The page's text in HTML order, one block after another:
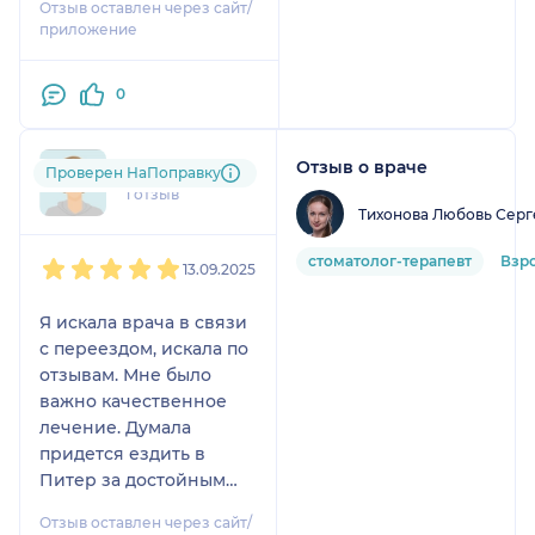
сложное. Зная по
отзывам знакомых о
Аркадьевича, решила
вдруг возьмётся он за
мои зубы. :) На
консультации показала
Аркадьевича не
возникло сомнений,
и при помощи местной
анестезии. Выдал
рекомендации для
подготовки к удалению
и назначил дату.
Удаление первой
правой 8-ки было очень
сложным, так как зуб
Отзыв оставлен через сайт/
приложение
0
+7xxxxxxxx63
1 отзыв
Проверен НаПоправку
13.09.2025
Я искала врача в связи
с переездом, искала по
отзывам. Мне было
важно качественное
лечение. Думала
придется ездить в
Питер за достойным
Отзыв оставлен через сайт/
Отзыв о враче
Тихонова Любовь
стоматолог-терапевт